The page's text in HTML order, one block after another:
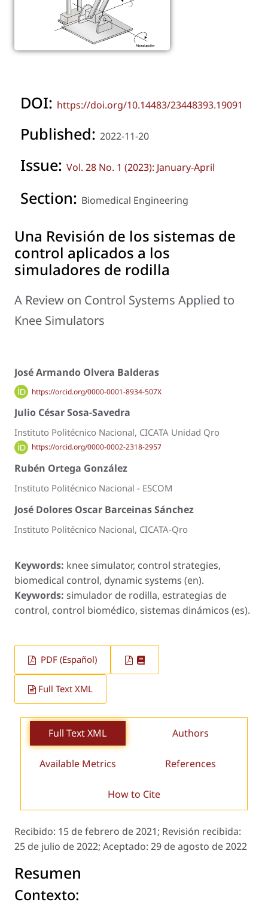
DOI: https://doi.org/10.14483/23448393.19091
Published: 2022-11-20
Issue: Vol. 28 No. 1 (2023): January-April
Section: Biomedical Engineering
Una Revisión de los sistemas de
control aplicados a los
simuladores de rodilla
A Review on Control Systems Applied to
Knee Simulators
José Armando Olvera Balderas
https://orcid.org/0000-0001-8934-507X
Julio César Sosa-Savedra
Instituto Politécnico Nacional, CICATA Unidad Qro
https://orcid.org/0000-0002-2318-2957
Rubén Ortega González
Instituto Politécnico Nacional - ESCOM
José Dolores Oscar Barceinas Sánchez
Instituto Politécnico Nacional, CICATA-Qro
Keywords: knee simulator, control strategies,
biomedical control, dynamic systems (en).
Keywords: simulador de rodilla, estrategias de
control, control biomédico, sistemas dinámicos (es).
PDF (Español)
Full Text XML
Full Text XML Authors
Available Metrics References
How to Cite
Recibido: 15 de febrero de 2021; Revisión recibida:
25 de julio de 2022; Aceptado: 29 de agosto de 2022
Resumen
Contexto: